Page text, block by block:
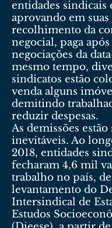
entidades sindicais
aprovando em suas
recolhimento da
negocial, paga após
negociações da
mesmo tempo,
sindicatos estão
venda alguns
demitindo
reduzir despesas.
As demissões estão
inevitáveis. Ao
2018, entidades
fecharam 4,6 mil
trabalho no país,
levantamento do
Intersindical de
Estudos